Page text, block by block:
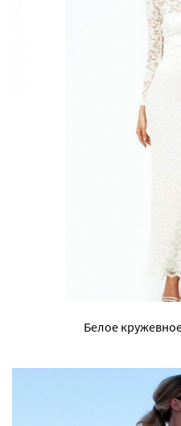
Белое